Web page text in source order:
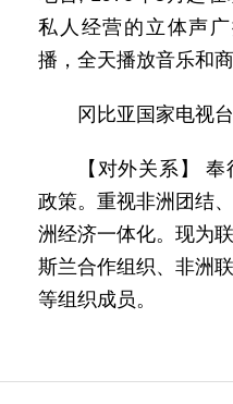
私人经营的立体声
播，全天播放音乐和商
冈比亚国家电视
【对外关系】
政策。重视非洲团结
洲经济一体化。现为
斯兰合作组织、非洲
等组织成员。